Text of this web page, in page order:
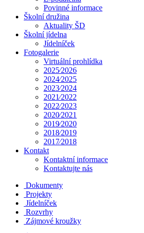
Povinné informace
Školní družina
Aktuality ŠD
Školní jídelna
Jídelníček
Fotogalerie
Virtuální prohlídka
2025⁄2026
2024⁄2025
2023⁄2024
2021⁄2022
2022⁄2023
2020⁄2021
2019⁄2020
2018⁄2019
2017⁄2018
Kontakt
Kontaktní informace
Kontaktujte nás
Dokumenty
Projekty
Jídelníček
Rozvrhy
Zájmové kroužky